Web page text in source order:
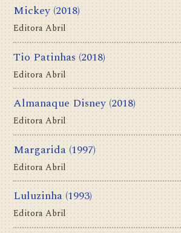
Mickey (2018)
Editora Abril
Tio Patinhas (2018)
Editora Abril
Almanaque Disney (2018)
Editora Abril
Margarida (1997)
Editora Abril
Luluzinha (1993)
Editora Abril